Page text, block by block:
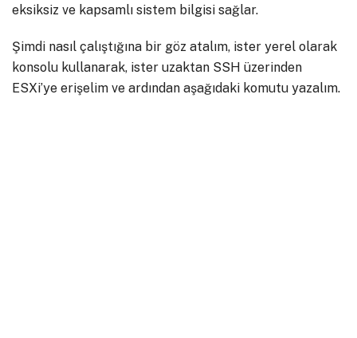
eksiksiz ve kapsamlı sistem bilgisi sağlar.
Şimdi nasıl çalıştığına bir göz atalım, ister yerel olarak
konsolu kullanarak, ister uzaktan SSH üzerinden
ESXi’ye erişelim ve ardından aşağıdaki komutu yazalım.